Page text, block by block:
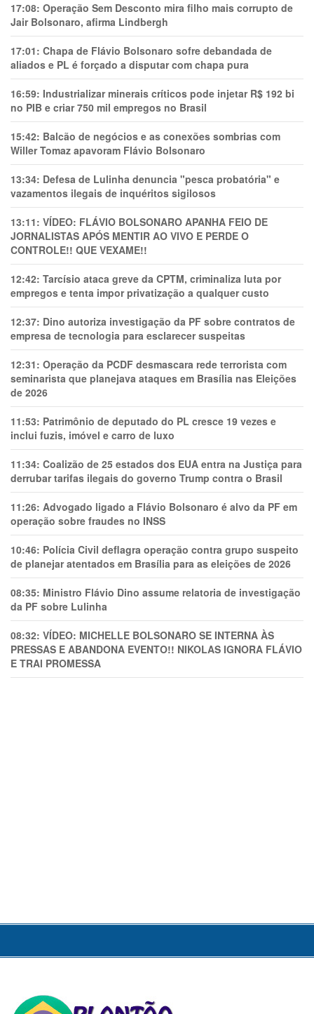
17:08: Operação Sem Desconto mira filho mais corrupto de
Jair Bolsonaro, afirma Lindbergh
17:01: Chapa de Flávio Bolsonaro sofre debandada de
aliados e PL é forçado a disputar com chapa pura
16:59: Industrializar minerais críticos pode injetar R$ 192 bi
no PIB e criar 750 mil empregos no Brasil
15:42: Balcão de negócios e as conexões sombrias com
Willer Tomaz apavoram Flávio Bolsonaro
13:34: Defesa de Lulinha denuncia "pesca probatória" e
vazamentos ilegais de inquéritos sigilosos
13:11: VÍDEO: FLÁVIO BOLSONARO APANHA FEIO DE
JORNALISTAS APÓS MENTIR AO VIVO E PERDE O
CONTROLE!! QUE VEXAME!!
12:42: Tarcísio ataca greve da CPTM, criminaliza luta por
empregos e tenta impor privatização a qualquer custo
12:37: Dino autoriza investigação da PF sobre contratos de
empresa de tecnologia para esclarecer suspeitas
12:31: Operação da PCDF desmascara rede terrorista com
seminarista que planejava ataques em Brasília nas Eleições
de 2026
11:53: Patrimônio de deputado do PL cresce 19 vezes e
inclui fuzis, imóvel e carro de luxo
11:34: Coalizão de 25 estados dos EUA entra na Justiça para
derrubar tarifas ilegais do governo Trump contra o Brasil
11:26: Advogado ligado a Flávio Bolsonaro é alvo da PF em
operação sobre fraudes no INSS
10:46: Polícia Civil deflagra operação contra grupo suspeito
de planejar atentados em Brasília para as eleições de 2026
08:35: Ministro Flávio Dino assume relatoria de investigação
da PF sobre Lulinha
08:32: VÍDEO: MICHELLE BOLSONARO SE INTERNA ÀS
PRESSAS E ABANDONA EVENTO!! NIKOLAS IGNORA FLÁVIO
E TRAl PROMESSA